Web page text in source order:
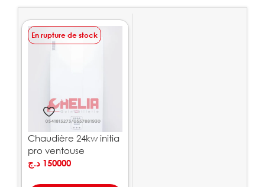
En rupture de stock
Chaudière 24kw initia
pro ventouse
Chappée
150000 د.ج